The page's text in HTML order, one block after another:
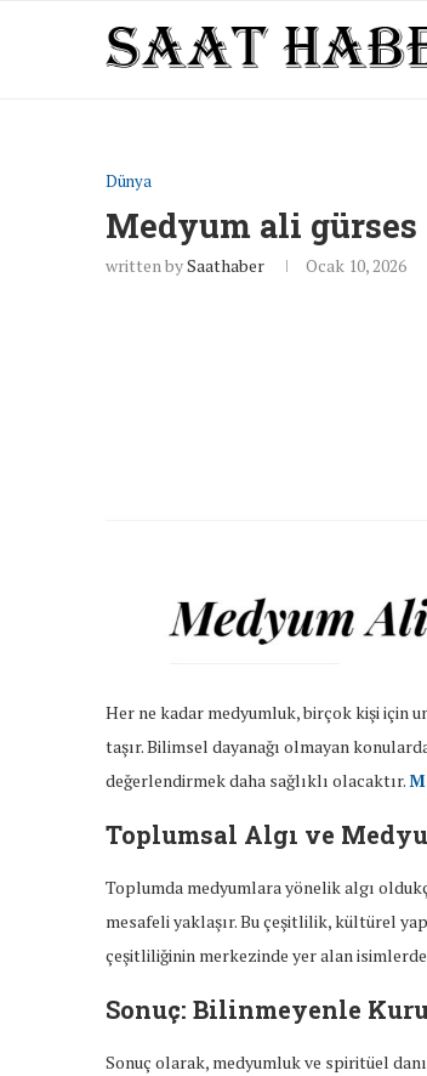
Dünya
Medyum ali gürses
written bySaathaber Ocak 10, 2026
Her ne kadar medyumluk, birçok kişi için
taşır. Bilimsel dayanağı olmayan
değerlendirmek daha sağlıklı olacaktır.
Toplumsal Algı ve
Toplumda medyumlara yönelik algı
mesafeli yaklaşır. Bu çeşitlilik, kültürel
çeşitliliğinin merkezinde yer alan
Sonuç: Bilinmeyenle
Sonuç olarak, medyumluk ve spiritüel